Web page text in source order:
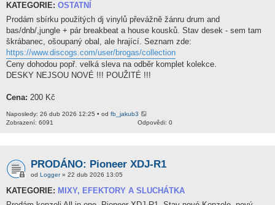
KATEGORIE: OSTATNÍ
Prodám sbírku použitých dj vinylů převážně žánru drum and
bas/dnb/,jungle + pár breakbeat a house kousků. Stav desek - sem tam
škrábanec, ošoupaný obal, ale hrající. Seznam zde:
https://www.discogs.com/user/brogas/collection
Ceny dohodou popř. velká sleva na odběr komplet kolekce.
DESKY NEJSOU NOVÉ !!! POUŽITÉ !!!
Cena: 200 Kč
Naposledy: 26 dub 2026 12:25 • od fb_jakub3
Odpovědi: 0
Zobrazení: 6091
PRODÁNO: Pioneer XDJ-R1
od Logger» 22 dub 2026 13:05
KATEGORIE: MIXY, EFEKTORY A SLUCHÁTKA